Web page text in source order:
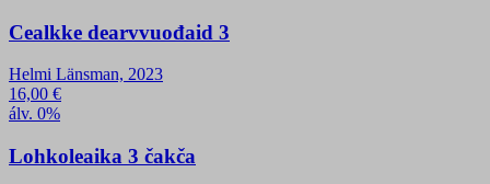
Cealkke dearvvuođaid 3
Helmi Länsman, 2023
16,00 €
álv. 0%
Lohkoleaika 3 čakča